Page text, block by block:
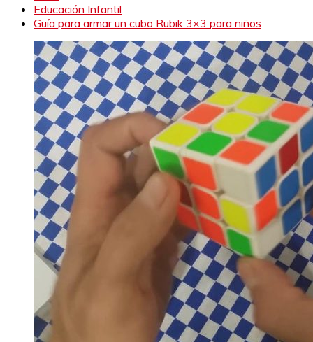
Educación Infantil
Guía para armar un cubo Rubik 3×3 para niños